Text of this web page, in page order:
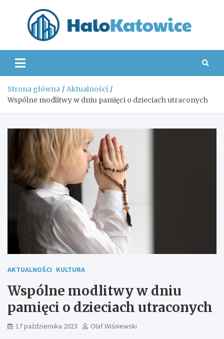
Strona główna
Aktualności
Wspólne modlitwy w dniu pamięci o dzieciach utraconych
AKTUALNOŚCI KULTURA
Wspólne modlitwy w dniu
pamięci o dzieciach utraconych
17 października 2023 Olaf Wiśniewski